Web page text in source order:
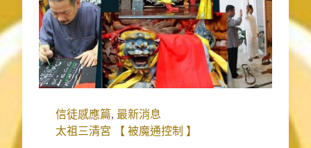
信徒感應篇, 最新消息
太祖三清宮 【 被魔通控制 】